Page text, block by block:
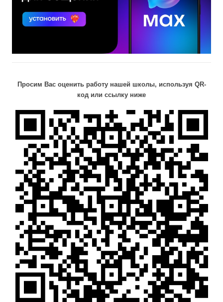
Просим Вас оценить работу нашей школы, используя QR-
код или ссылку ниже